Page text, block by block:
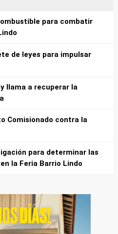
para combatir
de leyes para impulsar
llama a recuperar la
Comisionado contra la
para determinar las
la Feria Barrio Lindo